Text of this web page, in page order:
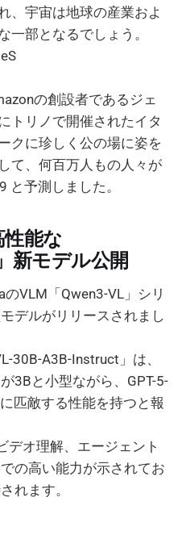
、宇宙は地球の産業およ
一部となるでしょう。
の創設者であるジェ
トリノで開催されたイタ
クに珍しく公の場に姿を
て、何百万人もの人々が
予測しました。
能な
新モデル公開
VLM「Qwen3-VL」シリ
デルがリリースされまし
30B-A3B-Instruct」は、
3Bと小型ながら、GPT-5-
匹敵する性能を持つと報
デオ理解、エージェント
の高い能力が示されてお
れます。